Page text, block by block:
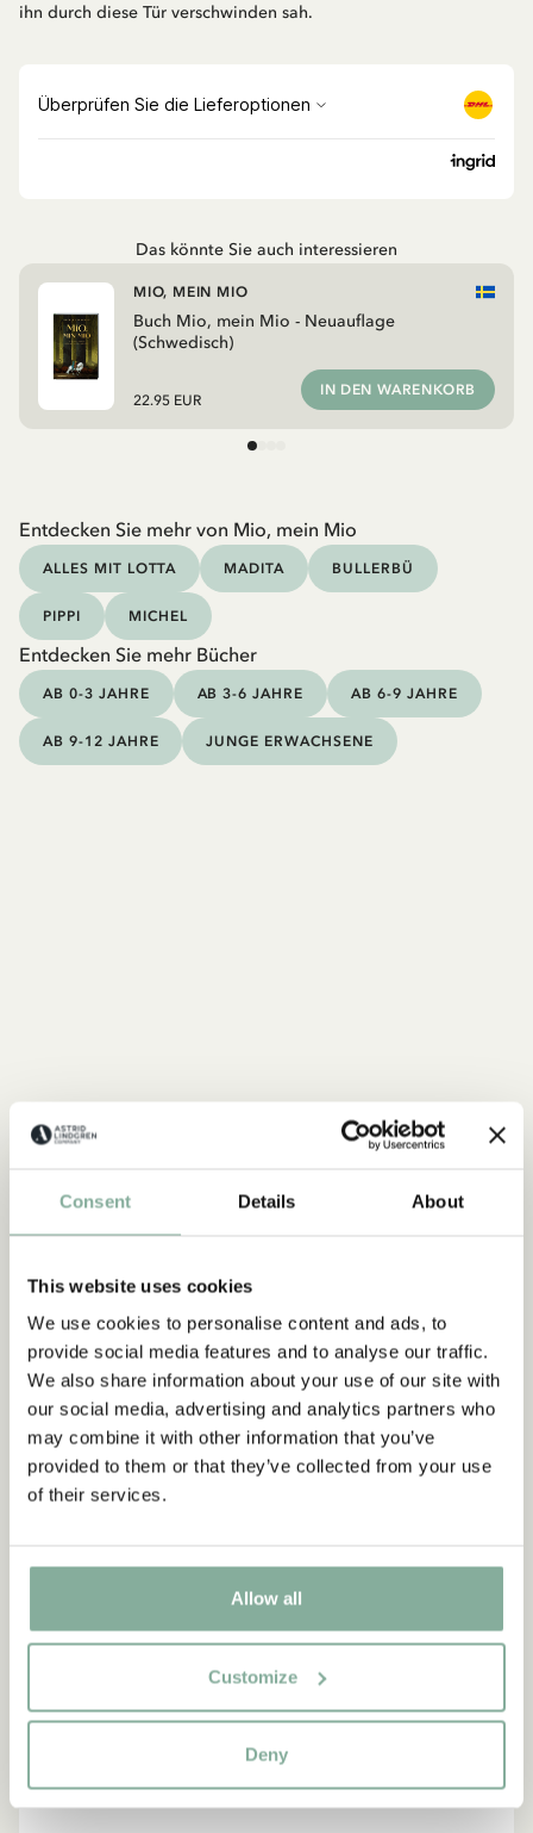
Consent Details About
This website uses cookies
We use cookies to personalise content and ads, to
provide social media features and to analyse our traffic.
We also share information about your use of our site with
our social media, advertising and analytics partners who
may combine it with other information that you’ve
provided to them or that they’ve collected from your use
of their services.
Allow all
Customize
Deny
ihn durch diese Tür verschwinden sah.
Das könnte Sie auch interessieren
Buch Mio, mein Mio - Neuauflage
(Schwedisch)
MIO, MEIN MIO
22.95 EUR
IN DEN WARENKORB
Entdecken Sie mehr von Mio, mein Mio
ALLES MIT LOTTA MADITA BULLERBÜ
PIPPI MICHEL
Entdecken Sie mehr Bücher
AB 0-3 JAHRE AB 3-6 JAHRE AB 6-9 JAHRE
AB 9-12 JAHRE JUNGE ERWACHSENE
Mio
ALLES MIT MIO